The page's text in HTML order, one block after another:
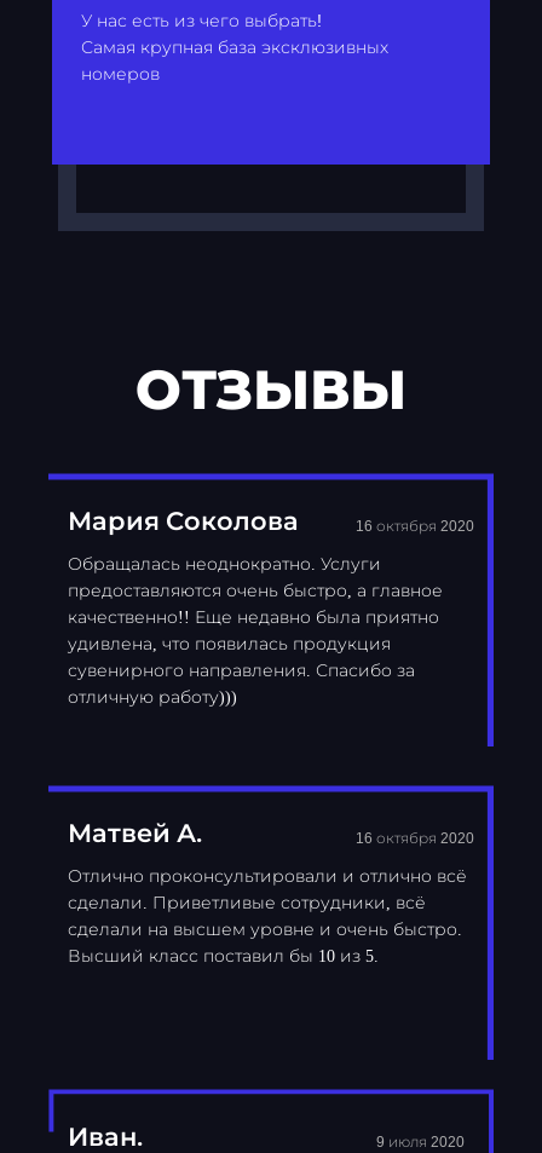
У нас есть из чего выбрать!
Самая крупная база эксклюзивных
номеров
ОТЗЫВЫ
Мария Соколова 16 октября 2020
Обращалась неоднократно. Услуги
предоставляются очень быстро, а главное
качественно!! Еще недавно была приятно
удивлена, что появилась продукция
сувенирного направления. Спасибо за
отличную работу)))
Матвей А. 16 октября 2020
Отлично проконсультировали и отлично всё
сделали. Приветливые сотрудники, всё
сделали на высшем уровне и очень быстро.
Высший класс поставил бы 10 из 5.
Иван. 9 июля 2020